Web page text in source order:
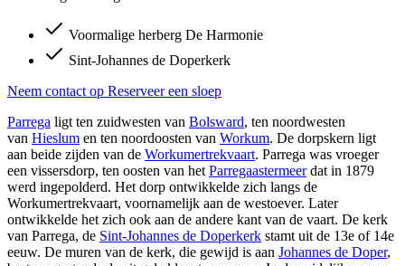
Voormalige herberg De Harmonie
Sint-Johannes de Doperkerk
Neem contact op Reserveer een sloep
Parrega ligt ten zuidwesten van Bolsward, ten noordwesten
van Hieslum en ten noordoosten van Workum. De dorpskern ligt
aan beide zijden van de Workumertrekvaart. Parrega was vroeger
een vissersdorp, ten oosten van hetParregaastermeerdat in 1879
werd ingepolderd. Het dorp ontwikkelde zich langs de
Workumertrekvaart, voornamelijk aan de westoever. Later
ontwikkelde het zich ook aan de andere kant van de vaart. De kerk
van Parrega, de Sint-Johannes de Doperkerk stamt uit de 13e of 14e
eeuw. De muren van de kerk, die gewijd is aan Johannes de Doper,